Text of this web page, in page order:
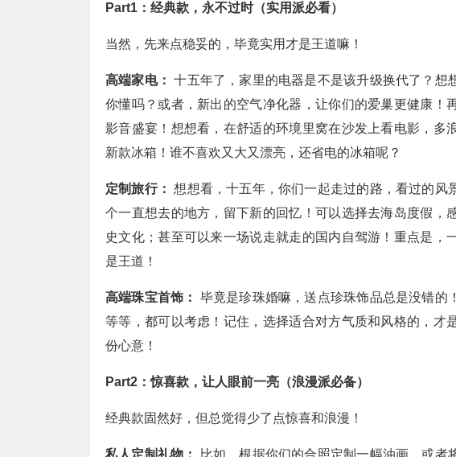
Part1：经典款，永不过时（实用派必看）
当然，先来点稳妥的，毕竟实用才是王道嘛！
高端家电：十五年了，家里的电器是不是该升级换代了？
你懂吗？或者，新出的空气净化器，让你们的爱巢更健康！
影音盛宴！想想看，在舒适的环境里窝在沙发上看电影，多
新款冰箱！谁不喜欢又大又漂亮，还省电的冰箱呢？
定制旅行：想想看，十五年，你们一起走过的路，看过的风
个一直想去的地方，留下新的回忆！可以选择去海岛度假，
史文化；甚至可以来一场说走就走的国内自驾游！重点是，
是王道！
高端珠宝首饰： 毕竟是珍珠婚嘛，送点珍珠饰品总是没错的
等等，都可以考虑！记住，选择适合对方气质和风格的，才
份心意！
Part2：惊喜款，让人眼前一亮（浪漫派必备）
经典款固然好，但总觉得少了点惊喜和浪漫！
私人定制礼物：
比如，根据你们的合照定制一幅油画，或